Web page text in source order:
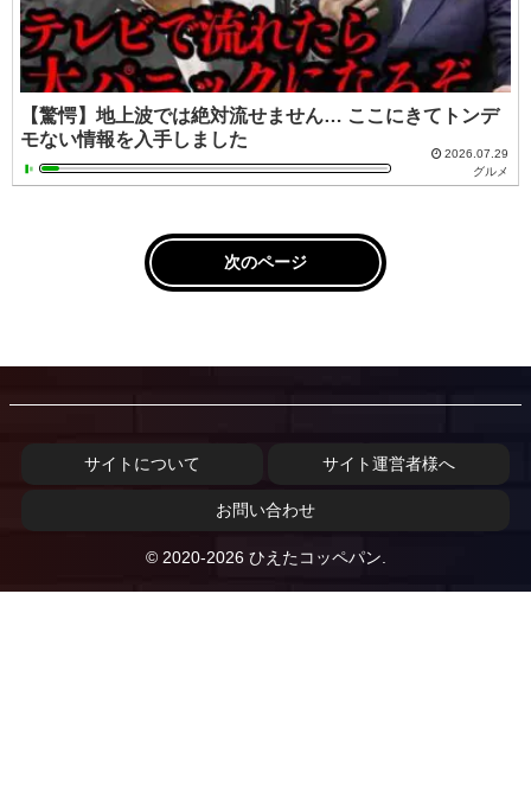
【驚愕】地上波では絶対流せません… ここにきてトンデ
モない情報を入手しました
2026.07.29
グルメ
次のページ
サイトについて サイト運営者様へ
お問い合わせ
© 2020-2026 ひえたコッペパン.